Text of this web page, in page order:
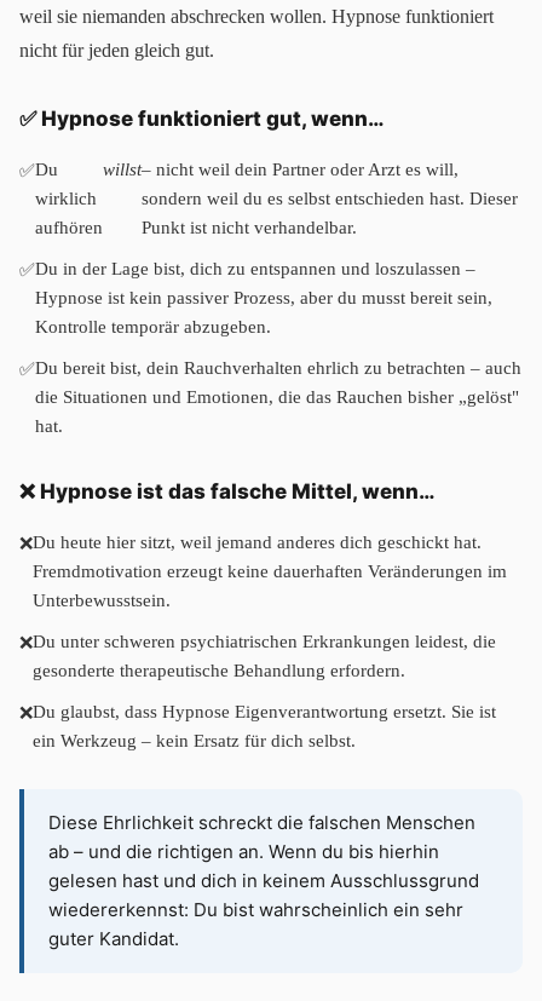
weil sie niemanden abschrecken wollen. Hypnose funktioniert
nicht für jeden gleich gut.
✅ Hypnose funktioniert gut, wenn…
Du
wirklich
aufhören
willst– nicht weil dein Partner oder Arzt es will,
sondern weil du es selbst entschieden hast. Dieser
Punkt ist nicht verhandelbar.
Du in der Lage bist, dich zu entspannen und loszulassen –
Hypnose ist kein passiver Prozess, aber du musst bereit sein,
Kontrolle temporär abzugeben.
Du bereit bist, dein Rauchverhalten ehrlich zu betrachten – auch
die Situationen und Emotionen, die das Rauchen bisher „gelöst"
hat.
❌ Hypnose ist das falsche Mittel, wenn…
Du heute hier sitzt, weil jemand anderes dich geschickt hat.
Fremdmotivation erzeugt keine dauerhaften Veränderungen im
Unterbewusstsein.
Du unter schweren psychiatrischen Erkrankungen leidest, die
gesonderte therapeutische Behandlung erfordern.
Du glaubst, dass Hypnose Eigenverantwortung ersetzt. Sie ist
ein Werkzeug – kein Ersatz für dich selbst.
Diese Ehrlichkeit schreckt die falschen Menschen
ab – und die richtigen an. Wenn du bis hierhin
gelesen hast und dich in keinem Ausschlussgrund
wiedererkennst: Du bist wahrscheinlich ein sehr
guter Kandidat.